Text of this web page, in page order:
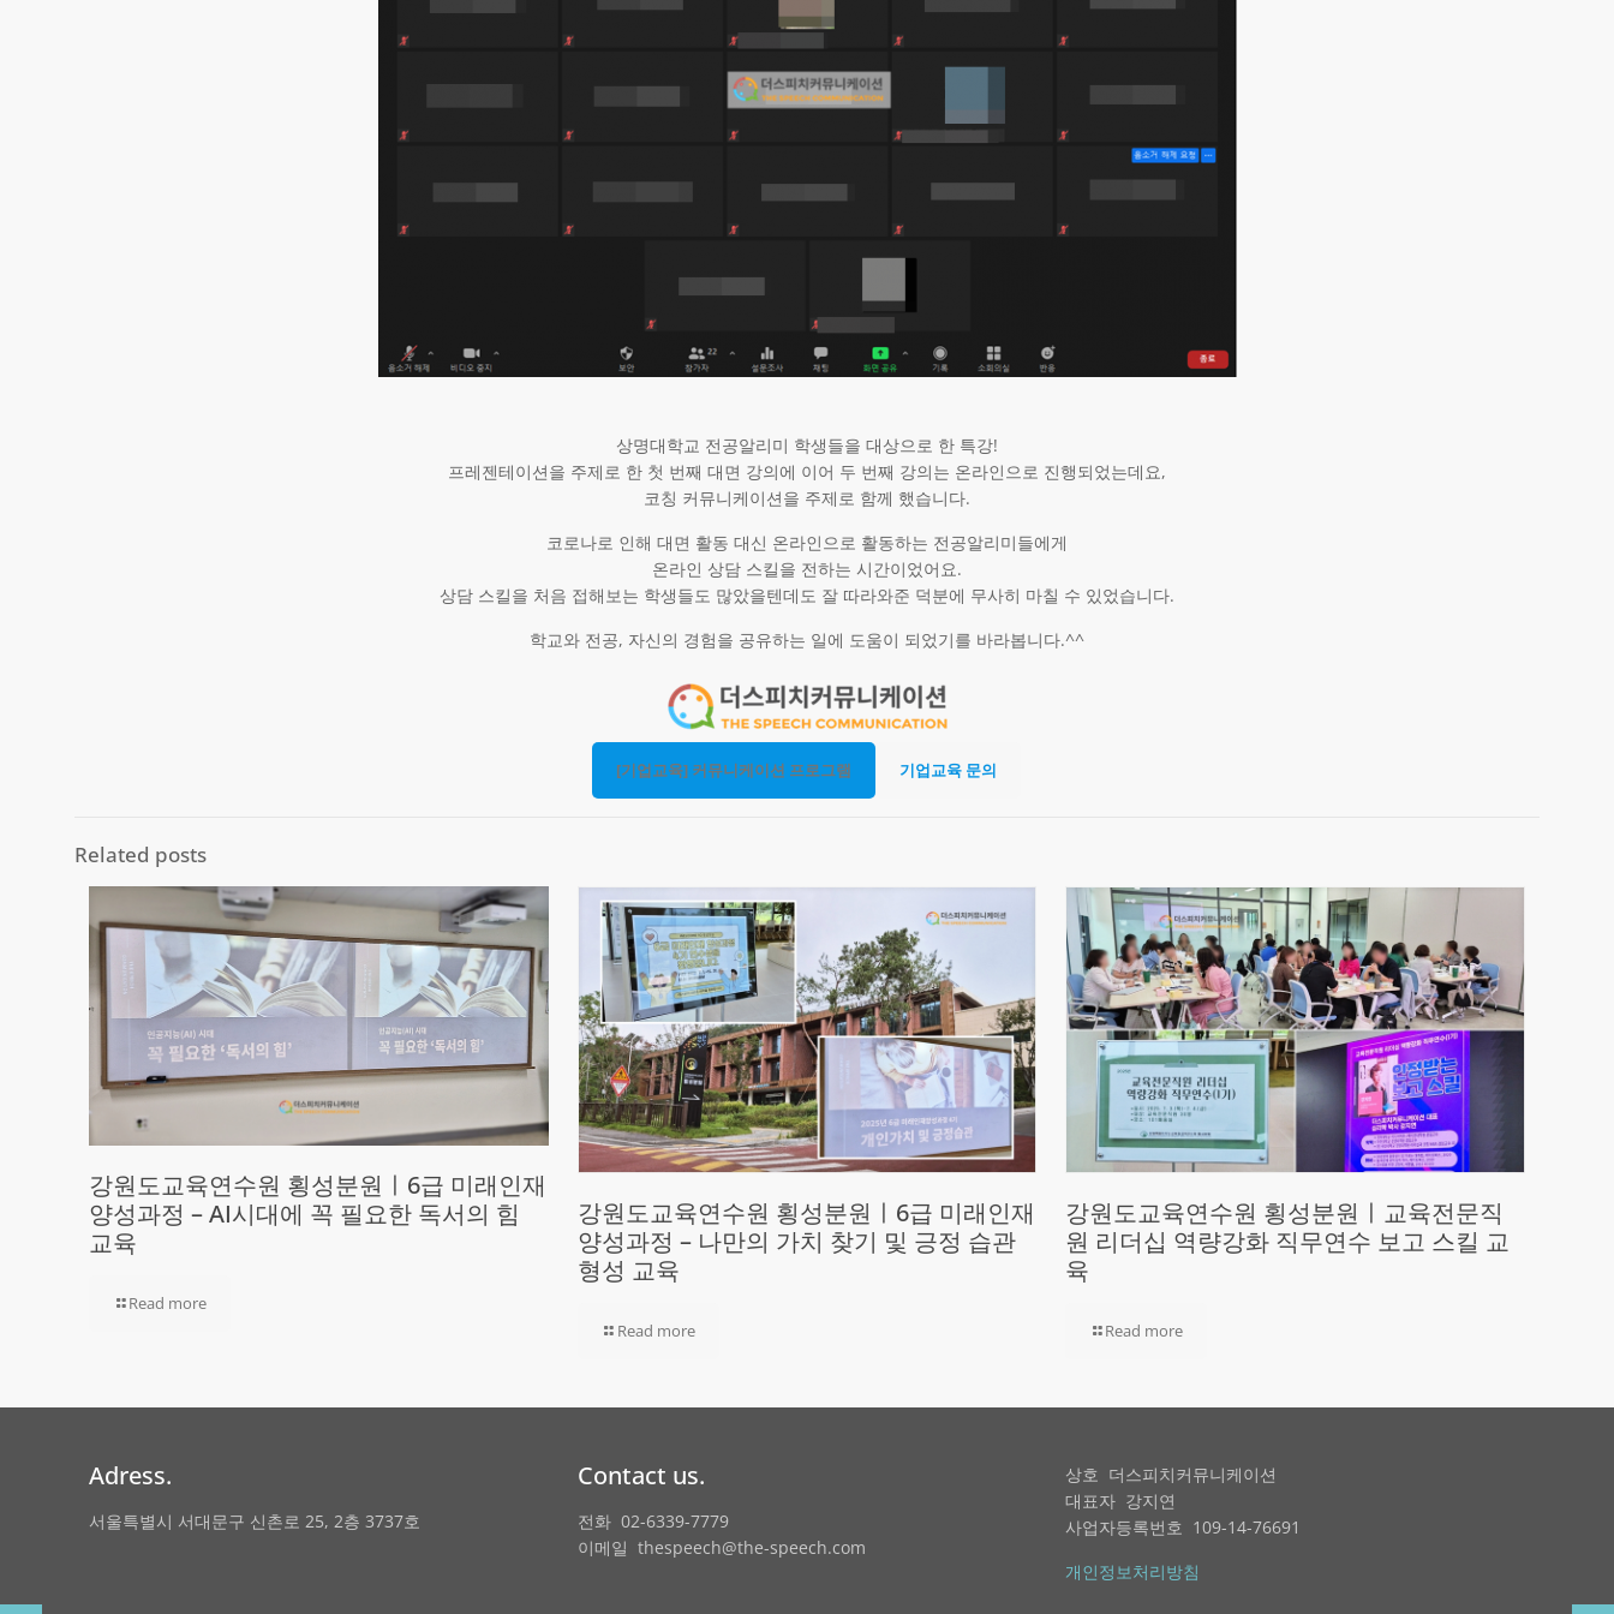
상명대학교 전공알리미 학생들을 대상으로 한 특강!
프레젠테이션을 주제로 한 첫 번째 대면 강의에 이어 두 번째 강의는 온라인으로 진행되었는데요,
코칭 커뮤니케이션을 주제로 함께 했습니다.
코로나로 인해 대면 활동 대신 온라인으로 활동하는 전공알리미들에게
온라인 상담 스킬을 전하는 시간이었어요.
상담 스킬을 처음 접해보는 학생들도 많았을텐데도 잘 따라와준 덕분에 무사히 마칠 수 있었습니다.
학교와 전공, 자신의 경험을 공유하는 일에 도움이 되었기를 바라봅니다.^^
[기업교육] 커뮤니케이션 프로그램 기업교육 문의
Related posts
강원도교육연수원 횡성분원ㅣ6급 미래인재
양성과정 – AI시대에 꼭 필요한 독서의 힘
교육
Read more
강원도교육연수원 횡성분원ㅣ6급 미래인재
양성과정 – 나만의 가치 찾기 및 긍정 습관
형성 교육
Read more
강원도교육연수원 횡성분원ㅣ교육전문직
원 리더십 역량강화 직무연수 보고 스킬 교
육
Read more
Adress.
서울특별시 서대문구 신촌로 25, 2층 3737호
Contact us.
전화 02-6339-7779
이메일 thespeech@the-speech.com
상호 더스피치커뮤니케이션
대표자 강지연
사업자등록번호 109-14-76691
개인정보처리방침